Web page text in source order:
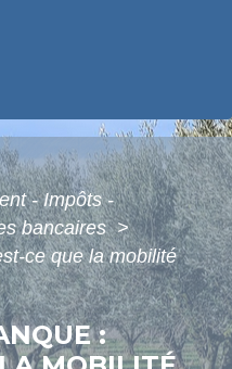
- Impôts -
bancaires>
ce que la mobilité
: